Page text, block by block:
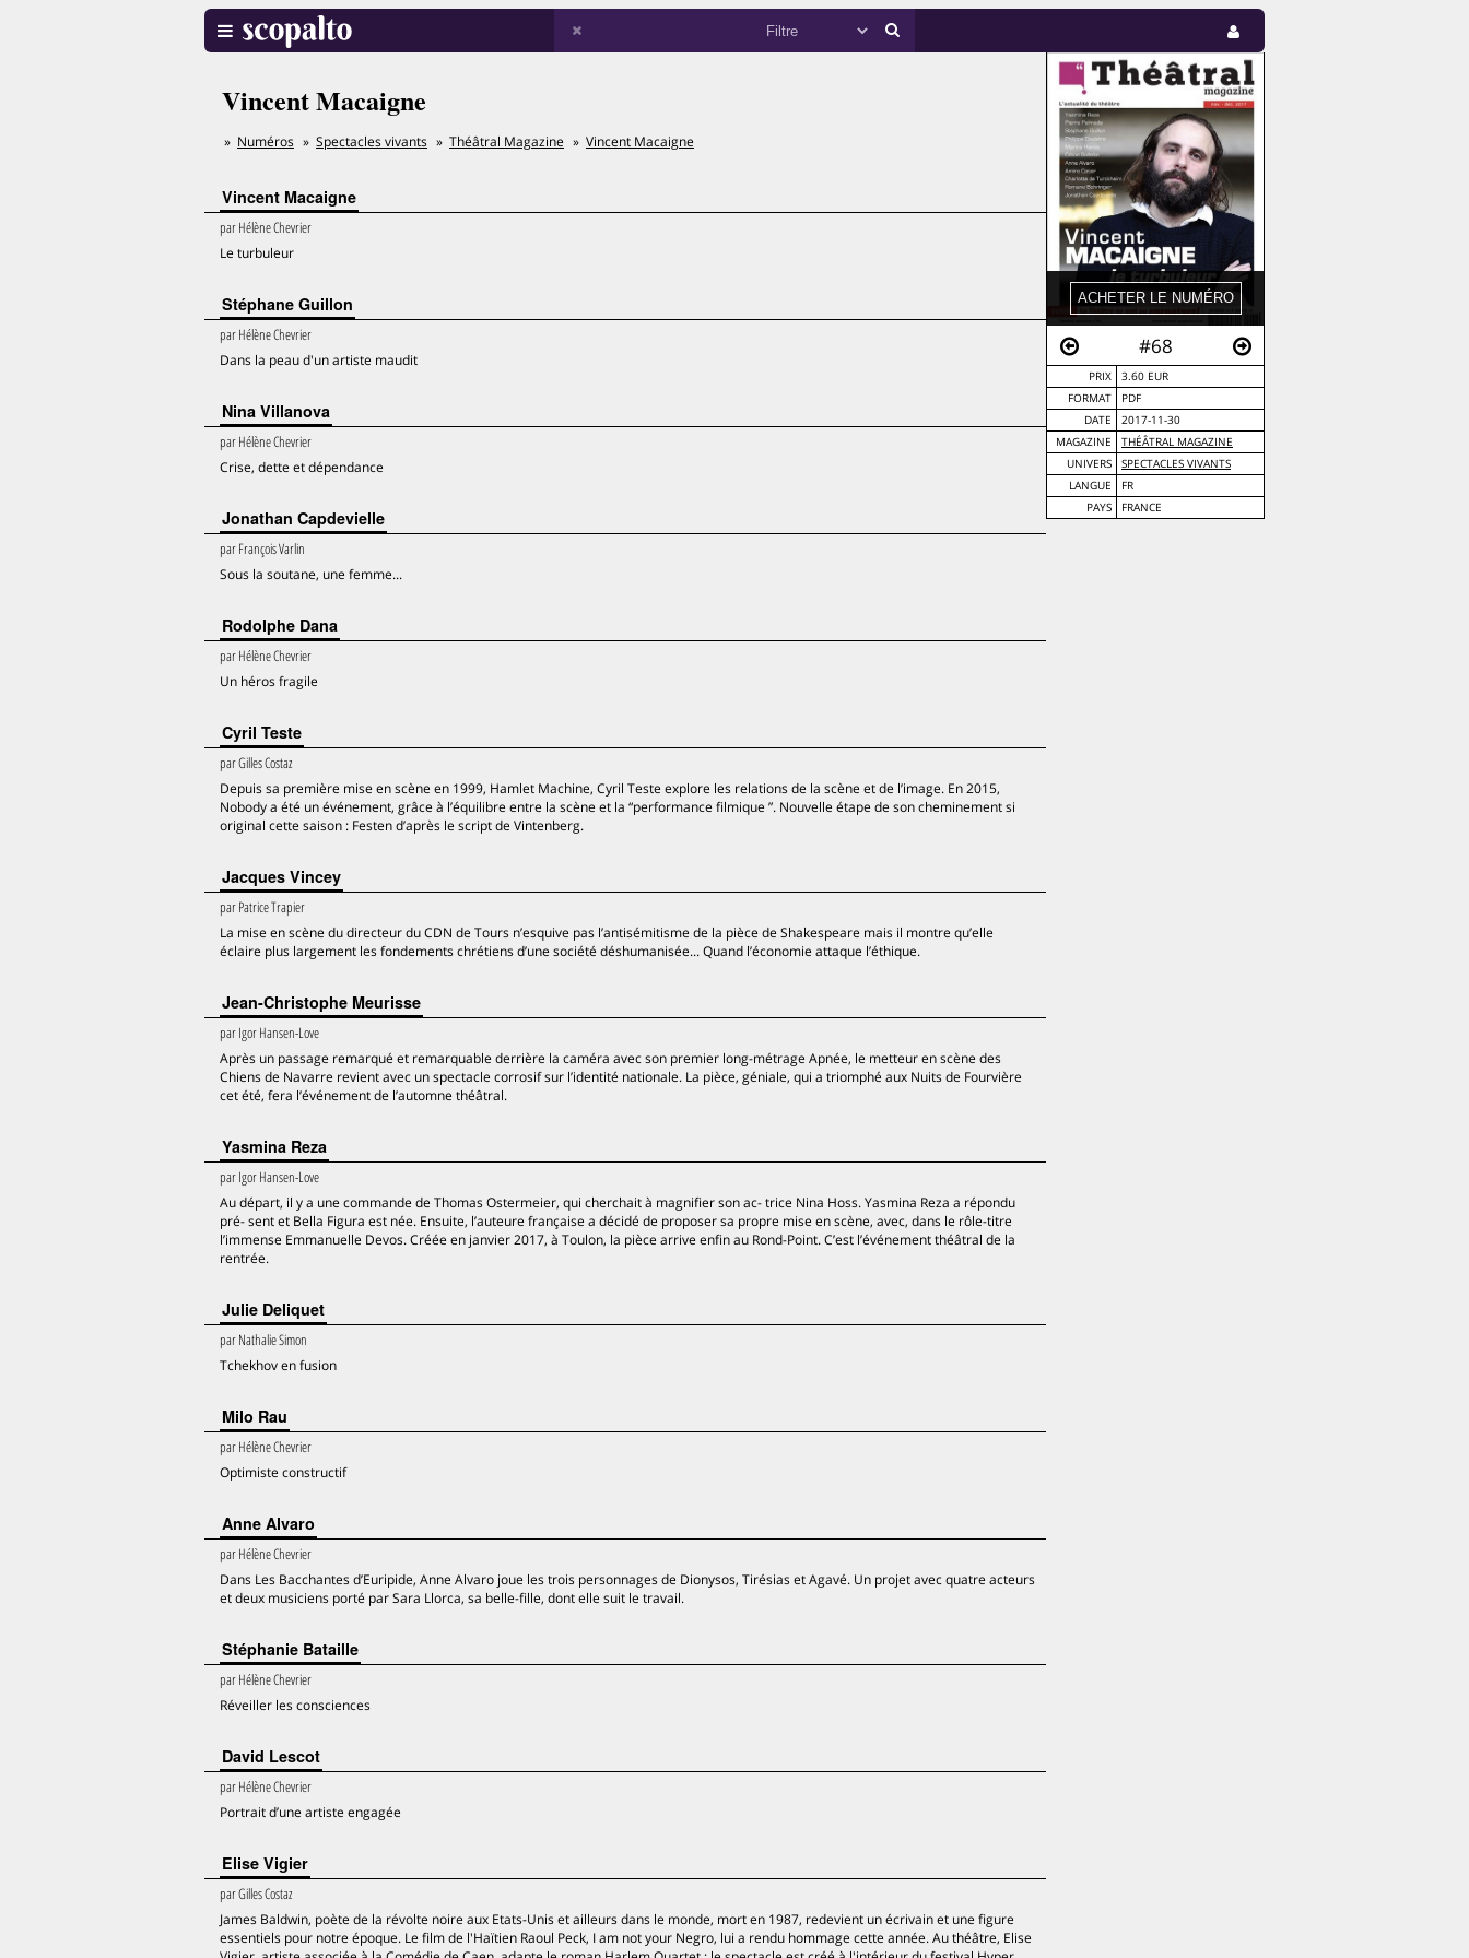
#68
PRIX
3.60 EUR
FORMAT
PDF
DATE
2017-11-30
MAGAZINE
THÉÂTRAL MAGAZINE
UNIVERS
SPECTACLES VIVANTS
LANGUE
FR
PAYS
FRANCE
Vincent Macaigne
Numéros Spectacles vivants Théâtral Magazine Vincent Macaigne
Vincent Macaigne
parHélène Chevrier
Le turbuleur
Stéphane Guillon
parHélène Chevrier
Dans la peau d'un artiste maudit
Nina Villanova
parHélène Chevrier
Crise, dette et dépendance
Jonathan Capdevielle
parFrançois Varlin
Sous la soutane, une femme...
Rodolphe Dana
parHélène Chevrier
Un héros fragile
Cyril Teste
parGilles Costaz
Depuis sa première mise en scène en 1999, Hamlet Machine, Cyril Teste explore les relations de la scène et de l’image. En 2015,
Nobody a été un événement, grâce à l’équilibre entre la scène et la “performance filmique ”. Nouvelle étape de son cheminement si
original cette saison : Festen d’après le script de Vintenberg.
Jacques Vincey
parPatrice Trapier
La mise en scène du directeur du CDN de Tours n’esquive pas l’antisémitisme de la pièce de Shakespeare mais il montre qu’elle
éclaire plus largement les fondements chrétiens d’une société déshumanisée... Quand l’économie attaque l’éthique.
Jean-Christophe Meurisse
parIgor Hansen-Love
Après un passage remarqué et remarquable derrière la caméra avec son premier long-métrage Apnée, le metteur en scène des
Chiens de Navarre revient avec un spectacle corrosif sur l’identité nationale. La pièce, géniale, qui a triomphé aux Nuits de Fourvière
cet été, fera l’événement de l’automne théâtral.
Yasmina Reza
parIgor Hansen-Love
Au départ, il y a une commande de Thomas Ostermeier, qui cherchait à magnifier son ac- trice Nina Hoss. Yasmina Reza a répondu
pré- sent et Bella Figura est née. Ensuite, l’auteure française a décidé de proposer sa propre mise en scène, avec, dans le rôle-titre
l’immense Emmanuelle Devos. Créée en janvier 2017, à Toulon, la pièce arrive enfin au Rond-Point. C’est l’événement théâtral de la
rentrée.
Julie Deliquet
parNathalie Simon
Tchekhov en fusion
Milo Rau
parHélène Chevrier
Optimiste constructif
Anne Alvaro
parHélène Chevrier
Dans Les Bacchantes d’Euripide, Anne Alvaro joue les trois personnages de Dionysos, Tirésias et Agavé. Un projet avec quatre acteurs
et deux musiciens porté par Sara Llorca, sa belle-fille, dont elle suit le travail.
Stéphanie Bataille
parHélène Chevrier
Réveiller les consciences
David Lescot
parHélène Chevrier
Portrait d’une artiste engagée
Elise Vigier
parGilles Costaz
James Baldwin, poète de la révolte noire aux Etats-Unis et ailleurs dans le monde, mort en 1987, redevient un écrivain et une figure
essentiels pour notre époque. Le film de l'Haïtien Raoul Peck, I am not your Negro, lui a rendu hommage cette année. Au théâtre, Elise